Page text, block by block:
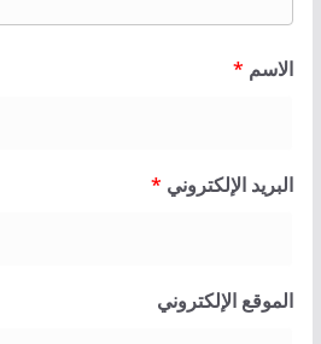
الاسم *
البريد الإلكتروني *
الموقع الإلكتروني